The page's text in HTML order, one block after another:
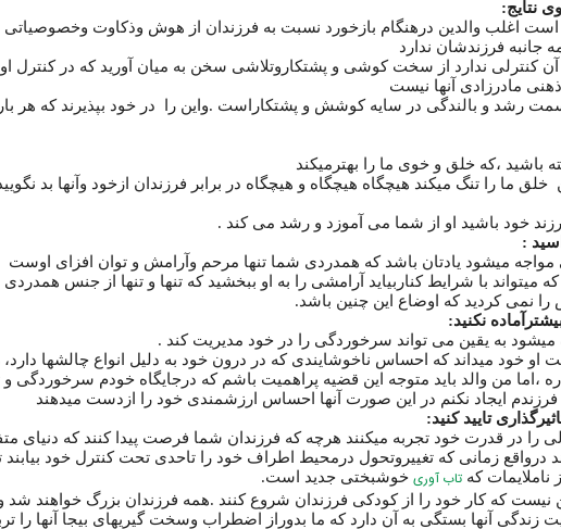
اغلب والدین درهنگام بازخورد نسبت به فرزندان از هوش وذکاوت
فرزندشان ندارد
کنترلی ندارد از سخت کوشی و پشتکاروتلاشی سخن به میان آورید که در کنترل
مادرزادی آنها نیست
رشد و بالندگی در سایه کوشش و پشتکاراست .واین را در خود بپذیرند که هر
باشید ،که خلق و خوی ما را بهترمیکند
ما را تنگ میکند هیچگاه هیچگاه و هیچگاه در برابر فرزندان ازخود وآنها بد نگویید
خود باشید او از شما می آموزد و رشد می کند .
میشود یادتان باشد که همدردی شما تنها مرحم وآرامش و توان افزای اوست
میتواند با شرایط کناربیاید آرامشی را به او ببخشید که تنها و تنها از جنس همدردی
را نمی کردید که اوضاع این چنین باشد.
میشود به یقین می تواند سرخوردگی را در خود مدیریت کند .
خود میداند که احساس ناخوشایندی که در درون خود به دلیل انواع چالشها دارد،
،اما من والد باید متوجه این قضیه پراهمیت باشم که درجایگاه خودم سرخوردگی
فرزندم ایجاد نکنم در این صورت آنها احساس ارزشمندی خود را ازدست میدهند
را در قدرت خود تجربه میکنند هرچه که فرزندان شما فرصت پیدا کنند که دنیای
درواقع زمانی که تغییروتحول درمحیط اطراف خود را تاحدی تحت کنترل خود بیابند
ناملایمات که تاب آوری خوشبختی جدید است.
نیست که کار خود را از کودکی فرزندان شروع کنند .همه فرزندان بزرگ خواهند شد
زندگی آنها بستگی به آن دارد که ما بدوراز اضطراب وسخت گیریهای بیجا آنها را